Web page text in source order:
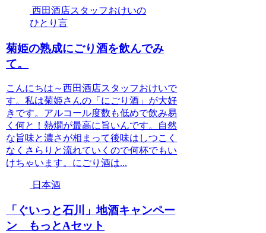
西田酒店スタッフおけいの
ひとり言
菊姫の熟成にごり酒を飲んでみ
て。
こんにちは～西田酒店スタッフおけいで
す。私は菊姫さんの「にごり酒」が大好
きです。アルコール度数も低めで飲み易
く何と！熱燗が最高に旨いんです。自然
な旨味と濃さが相まって後味はしつこく
なくさらりと流れていくので何杯でもい
けちゃいます。にごり酒は...
日本酒
「ぐいっと石川」地酒キャンペー
ン もっとAセット